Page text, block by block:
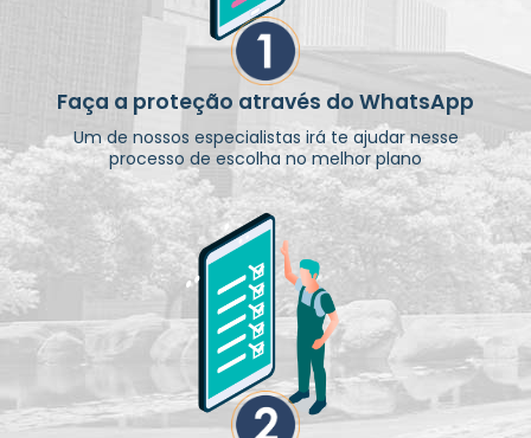
Faça a proteção através do WhatsApp
Um de nossos especialistas irá te ajudar nesse
processo de escolha no melhor plano